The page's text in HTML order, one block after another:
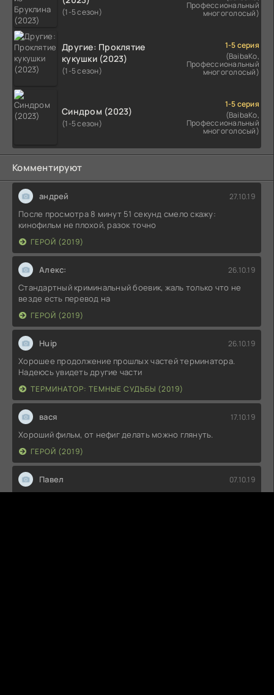
(1-5 сезон)
Профессиональный
многоголосый)
Другие: Проклятие
кукушки (2023)
(1-5 сезон)
1-5 серия
(BaibaKo,
Профессиональный
многоголосый)
Синдром (2023)
(1-5 сезон)
1-5 серия
(BaibaKo,
Профессиональный
многоголосый)
Комментируют
андрей 27.10.19
После просмотра 8 минут 51 секунд смело скажу:
кинофильм не плохой, разок точно
ГЕРОЙ (2019)
Алекс: 26.10.19
Стандартный криминальный боевик, жаль только что не
везде есть перевод на
ГЕРОЙ (2019)
Huip 26.10.19
Хорошее продолжение прошлых частей терминатора.
Надеюсь увидеть другие части
ТЕРМИНАТОР: ТЕМНЫЕ СУДЬБЫ (2019)
вася 17.10.19
Хороший фильм, от нефиг делать можно глянуть.
ГЕРОЙ (2019)
Павел 07.10.19